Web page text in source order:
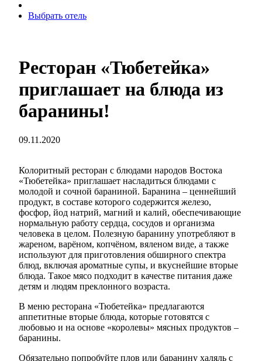
Выбрать отель
Ресторан «Тюбетейка»
приглашает на блюда из
баранины!
09.11.2020
Колоритный ресторан с блюдами народов Востока
«Тюбетейка» приглашает насладиться блюдами с
молодой и сочной бараниной. Баранина – ценнейший
продукт, в составе которого содержится железо,
фосфор, йод натрий, магний и калий, обеспечивающие
нормальную работу сердца, сосудов и организма
человека в целом. Полезную баранину употребляют в
жареном, варёном, копчёном, вяленом виде, а также
используют для приготовления обширного спектра
блюд, включая ароматные супы, и вкуснейшие вторые
блюда. Такое мясо подходит в качестве питания даже
детям и людям преклонного возраста.
В меню ресторана «Тюбетейка» предлагаются
аппетитные вторые блюда, которые готовятся с
любовью и на основе «королевы» мясных продуктов –
баранины.
Обязательно попробуйте плов или баранину халяль с